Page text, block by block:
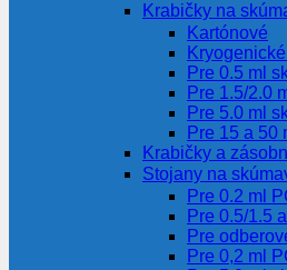
Krabičky na
Kartónové
Pre 0.5 ml
Pre 1.5/2.0
Pre 5.0 ml
Pre 15 a 50
Krabičky a
Stojany na
Pre 0.2 ml
Pre 0.5/1.5
Pre
Pre 0,2 ml